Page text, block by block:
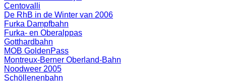
Centovalli
De RhB in de Winter van 2006
Furka Dampfbahn
Furka- en Oberalppas
Gotthardbahn
MOB GoldenPass
Montreux-Berner Oberland-Bahn
Noodweer 2005
Schöllenenbahn